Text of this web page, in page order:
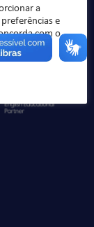
e
a
e
com o